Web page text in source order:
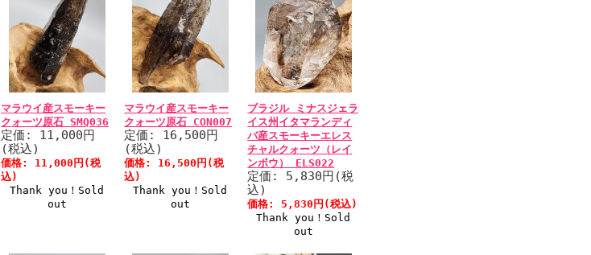
マラウイ産スモーキー
クォーツ原石 SMQ036
定価: 11,000円
(税込)
価格: 11,000円(税
込)
Thank you！Sold
out
マラウイ産スモーキー
クォーツ原石 CON007
定価: 16,500円
(税込)
価格: 16,500円(税
込)
Thank you！Sold
out
ブラジル ミナスジェラ
イス州イタマランディ
バ産スモーキーエレス
チャルクォーツ（レイ
ンボウ） ELS022
定価: 5,830円(税
込)
価格: 5,830円(税込)
Thank you！Sold
out